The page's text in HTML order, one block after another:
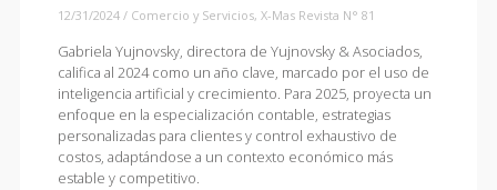
12/31/2024 / Comercio y Servicios, X-Mas Revista N° 81
Gabriela Yujnovsky, directora de Yujnovsky & Asociados,
califica al 2024 como un año clave, marcado por el uso de
inteligencia artificial y crecimiento. Para 2025, proyecta un
enfoque en la especialización contable, estrategias
personalizadas para clientes y control exhaustivo de
costos, adaptándose a un contexto económico más
estable y competitivo.